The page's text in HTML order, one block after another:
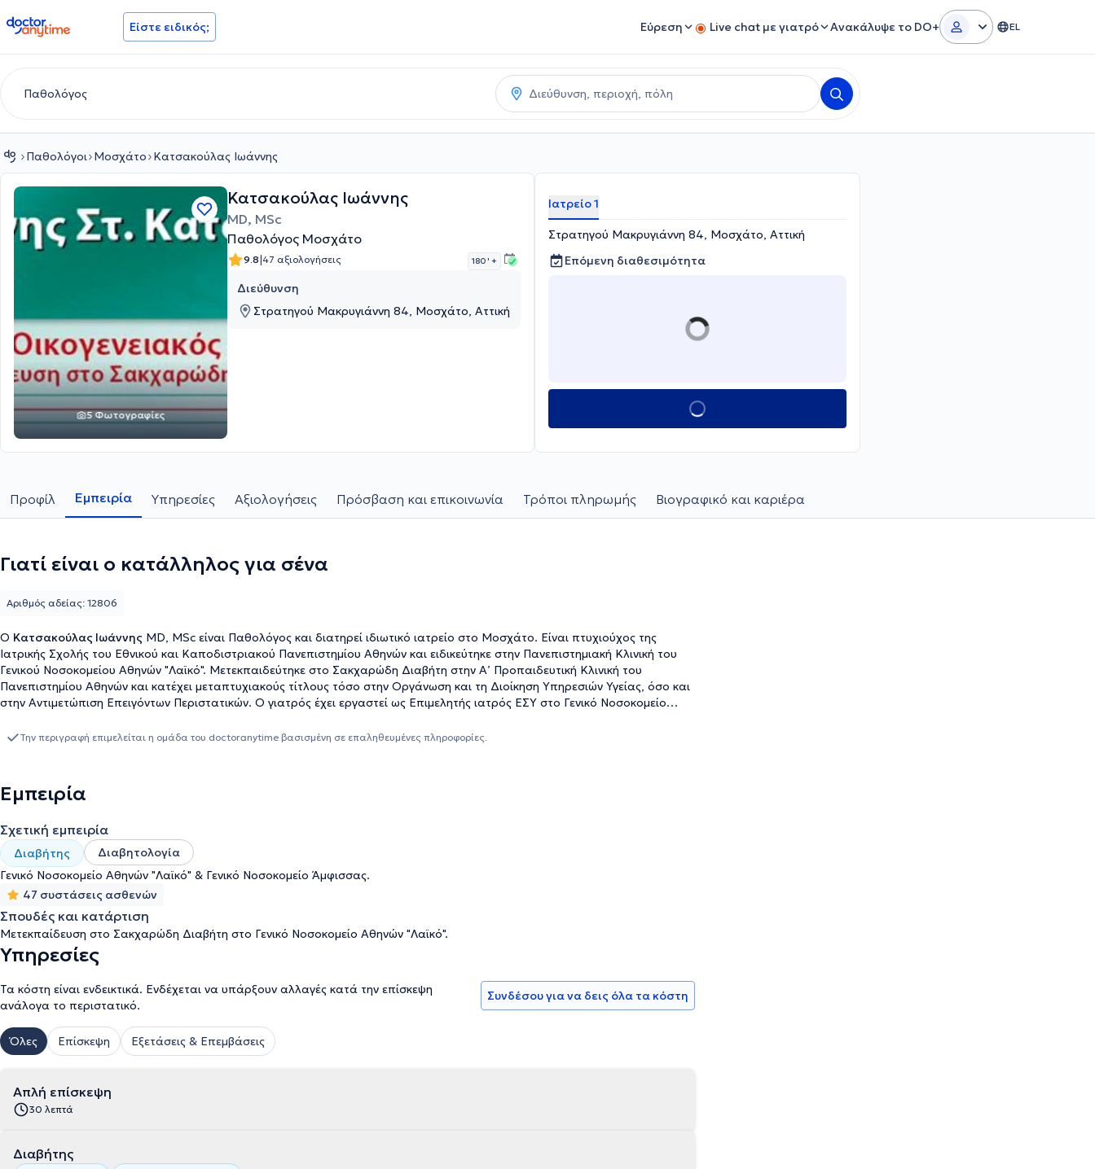
doctoranytime Είστε ειδικός; Εύρεση Live chat με γιατρό Ανακάλυψε το DO+ EL
Παθολόγοι Μοσχάτο Κατσακούλας Ιωάννης
5 Φωτογραφίες
Κατσακούλας Ιωάννης
MD, MSc
Παθολόγος Μοσχάτο
9.8|47 αξιολογήσεις 180 ' +
Διεύθυνση
Στρατηγού Μακρυγιάννη 84, Μοσχάτο, Αττική
Ιατρείο 1
Στρατηγού Μακρυγιάννη 84, Μοσχάτο, Αττική
Επόμενη διαθεσιμότητα
Προφίλ Εμπειρία Υπηρεσίες Αξιολογήσεις Πρόσβαση και επικοινωνία Τρόποι πληρωμής Βιογραφικό και καριέρα
Γιατί είναι ο κατάλληλος για σένα
Ο Κατσακούλας Ιωάννης MD, MSc είναι Παθολόγος και διατηρεί ιδιωτικό ιατρείο στο Μοσχάτο. Είναι πτυχιούχος της
Ιατρικής Σχολής του Εθνικού και Καποδιστριακού Πανεπιστημίου Αθηνών και ειδικεύτηκε στην Πανεπιστημιακή Κλινική του
Γενικού Νοσοκομείου Αθηνών "Λαϊκό". Μετεκπαιδεύτηκε στο Σακχαρώδη Διαβήτη στην Α’ Προπαιδευτική Κλινική του
Πανεπιστημίου Αθηνών και κατέχει μεταπτυχιακούς τίτλους τόσο στην Οργάνωση και τη Διοίκηση Υπηρεσιών Υγείας, όσο και
στην Αντιμετώπιση Επειγόντων Περιστατικών. Ο γιατρός έχει εργαστεί ως Επιμελητής ιατρός ΕΣΥ στο Γενικό Νοσοκομείο
εργασιών, καθώς και στη συγγραφή επιστημονικών άρθρων.
Αριθμός αδείας: 12806
Την περιγραφή επιμελείται η ομάδα του doctoranytime βασισμένη σε επαληθευμένες πληροφορίες.
Εμπειρία
Σχετική εμπειρία
Διαβήτης
Διαβητολογία
Γενικό Νοσοκομείο Αθηνών "Λαϊκό" & Γενικό Νοσοκομείο Άμφισσας.
47 συστάσεις ασθενών
Σπουδές και κατάρτιση
Μετεκπαίδευση στο Σακχαρώδη Διαβήτη στο Γενικό Νοσοκομείο Αθηνών "Λαϊκό".
Υπηρεσίες
Τα κόστη είναι ενδεικτικά. Ενδέχεται να υπάρξουν αλλαγές κατά την επίσκεψη
ανάλογα το περιστατικό.
Συνδέσου για να δεις όλα τα κόστη
Όλες Επίσκεψη Εξετάσεις & Επεμβάσεις
Απλή επίσκεψη
30 λεπτά
Διαβήτης